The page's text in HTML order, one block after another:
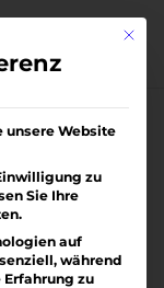
Mit
unsere Website
zu
Sie Ihre
auf
während
Erfahrung zu